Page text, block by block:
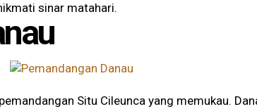
sinar matahari.
Situ Cileunca yang memukau.